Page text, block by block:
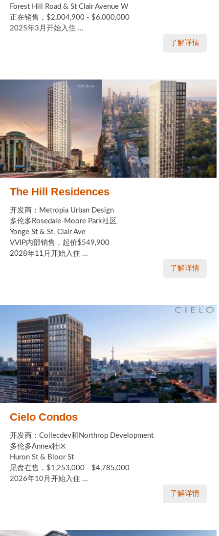
Forest Hill Road & St Clair Avenue W
正在销售，$2,004,900 - $6,000,000
2025年3月开始入住 ...
了解详情
The Hill Residences
开发商：Metropia Urban Design
多伦多Rosedale-Moore Park社区
Yonge St & St. Clair Ave
VVIP内部销售，起价$549,900
2028年11月开始入住 ...
了解详情
Cielo Condos
开发商：Collecdev和Northrop Development
多伦多Annex社区
Huron St & Bloor St
尾盘在售，$1,253,000 - $4,785,000
2026年10月开始入住 ...
了解详情